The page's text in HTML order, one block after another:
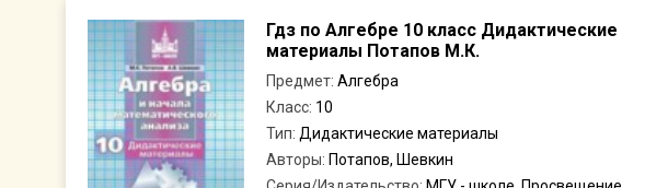
Гдз по Алгебре 10 класс Дидактические
материалы Потапов М.К.
Предмет: Алгебра
Класс: 10
Тип: Дидактические материалы
Авторы: Потапов, Шевкин